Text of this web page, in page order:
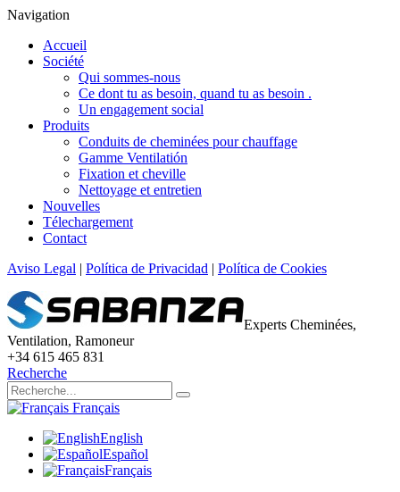
Navigation
Accueil
Société
Qui sommes-nous
Ce dont tu as besoin, quand tu as besoin .
Un engagement social
Produits
Conduits de cheminées pour chauffage
Gamme Ventilatión
Fixation et cheville
Nettoyage et entretien
Nouvelles
Télechargement
Contact
Aviso Legal | Política de Privacidad | Política de Cookies
Experts Cheminées,
Ventilation, Ramoneur
+34 615 465 831
Recherche
Français
English
Español
Français